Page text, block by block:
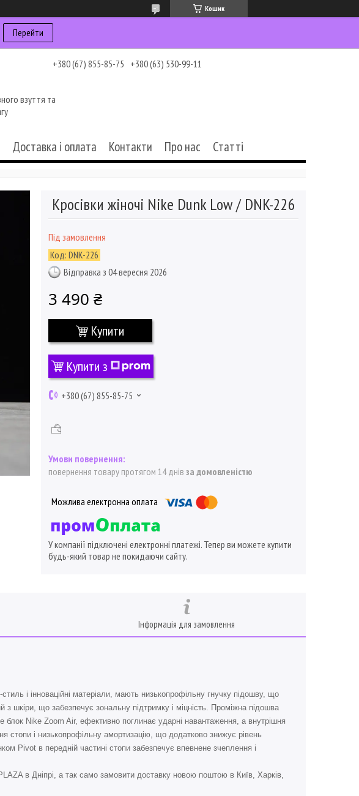
Кошик
Перейти
+380 (67) 855-85-75 +380 (63) 530-99-11
взуття та
Доставка і оплата Контакти Про нас Статті
Кросівки жіночі Nike Dunk Low / DNK-226
Під замовлення
Код: DNK-226
Відправка з 04 вересня 2026
3 490 ₴
Купити
Купити з
+380 (67) 855-85-75
повернення товару протягом 14 днів за домовленістю
У компанії підключені електронні платежі. Тепер ви можете купити
будь-який товар не покидаючи сайту.
Інформація для замовлення
і інноваційні матеріали, мають низькопрофільну гнучку підошву, що
шкіри, що забезпечує зональну підтримку і міцність. Проміжна підошва
блок Nike Zoom Air, ефективно поглинає ударні навантаження, а внутрішня
стопи і низькопрофільну амортизацію, що додатково знижує рівень
Pivot в передній частині стопи забезпечує впевнене зчеплення і
в Дніпрі, а так само замовити доставку новою поштою в Київ, Харків,